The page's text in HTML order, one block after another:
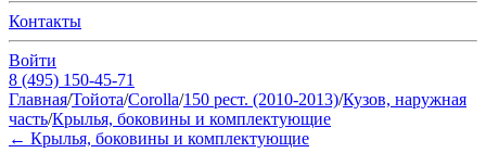
Контакты
Войти
8 (495) 150-45-71
Главная/Тойота/Corolla/150 рест. (2010-2013)/Кузов, наружная
часть/Крылья, боковины и комплектующие
← Крылья, боковины и комплектующие